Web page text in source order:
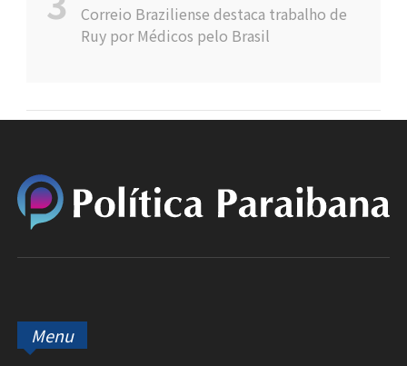
Correio Braziliense destaca trabalho de
Ruy por Médicos pelo Brasil
Menu